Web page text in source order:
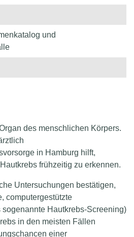
und
des menschlichen Körpers.
in Hamburg hilft,
frühzeitig zu erkennen.
Untersuchungen bestätigen,
computergestützte
sogenannte Hautkrebs-Screening)
in den meisten Fällen
einer